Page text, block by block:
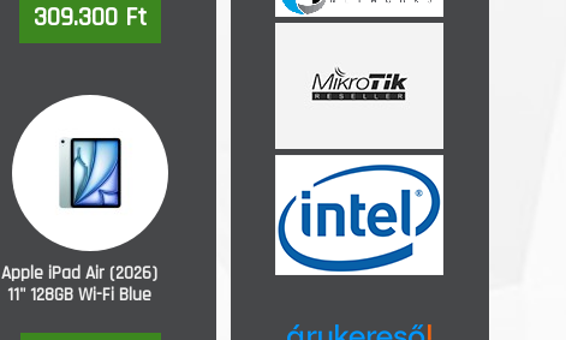
309.300 Ft
Apple iPad Air (2026)
11" 128GB Wi-Fi Blue